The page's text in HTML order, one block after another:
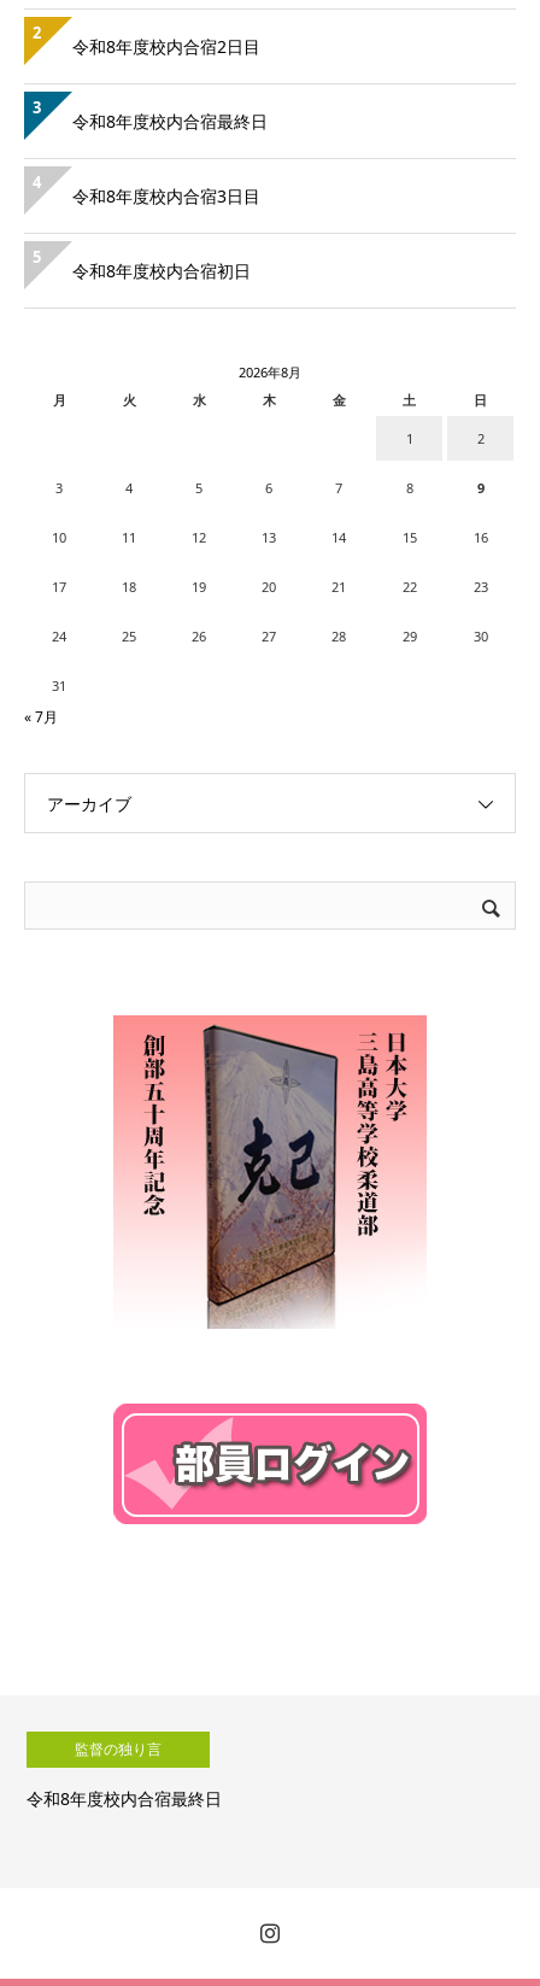
2
令和8年度校内合宿2日目
3
令和8年度校内合宿最終日
4
令和8年度校内合宿3日目
5
令和8年度校内合宿初日
2026年8月
月
火 水 木 金 土 日
1 2
3 4 5 6 7 8 9
10 11 12 13 14 15 16
17 18 19 20 21 22 23
24 25 26 27 28 29 30
31
« 7月
アーカイブ